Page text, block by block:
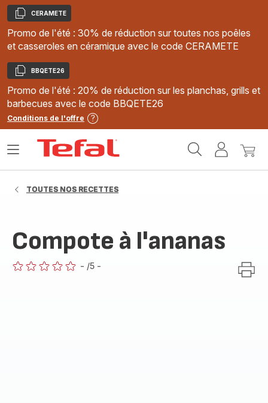
Copier
CERAMETE
Promo de l'été : 30% de réduction sur toutes nos poêles
et casseroles en céramique avec le code CERAMETE
Copier
BBQETE26
Promo de l'été : 20% de réduction sur les planchas, grills et
barbecues avec le code BBQETE26
Conditions de l'offre
MonMon
Ouvrir
TOUTES NOS RECETTES
Compote à l'ananas
- /5 -